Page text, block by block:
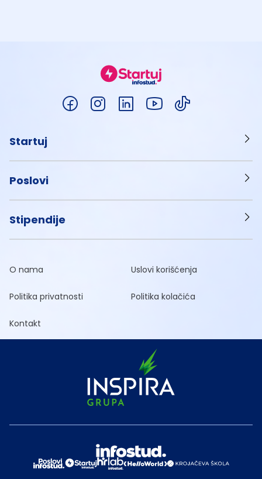
Startuj
Poslovi
Stipendije
O nama Uslovi korišćenja
Politika privatnosti Politika kolačića
Kontakt